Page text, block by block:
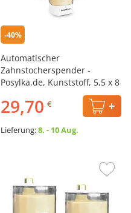
-40%
Automatischer
Zahnstocherspender -
Posylka.de, Kunststoff, 5,5 x 8
29,70 €
Lieferung:8. - 10 Aug.